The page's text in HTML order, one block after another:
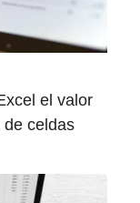
el valor
celdas